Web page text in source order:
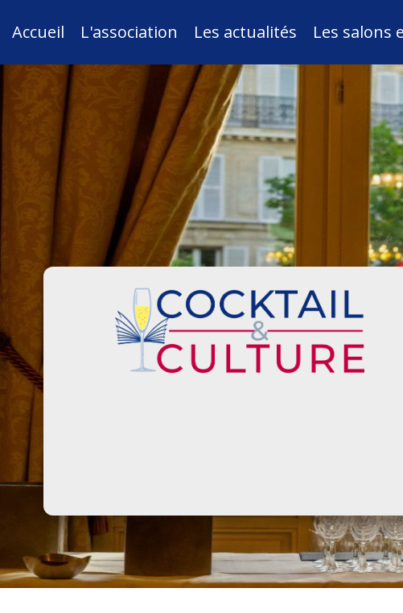
Accueil L'association Les actualités Les salons